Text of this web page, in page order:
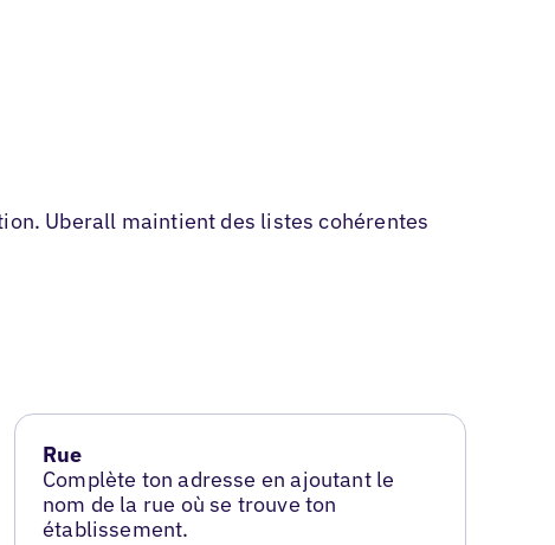
Uberall maintient des listes cohérentes
Rue
Complète ton adresse en ajoutant le
nom de la rue où se trouve ton
établissement.